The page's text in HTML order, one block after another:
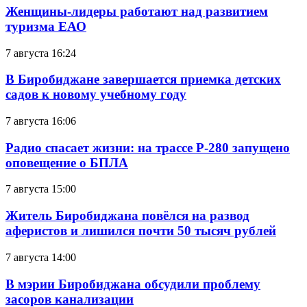
Женщины-лидеры работают над развитием
туризма ЕАО
7 августа 16:24
В Биробиджане завершается приемка детских
садов к новому учебному году
7 августа 16:06
Радио спасает жизни: на трассе Р-280 запущено
оповещение о БПЛА
7 августа 15:00
Житель Биробиджана повёлся на развод
аферистов и лишился почти 50 тысяч рублей
7 августа 14:00
В мэрии Биробиджана обсудили проблему
засоров канализации